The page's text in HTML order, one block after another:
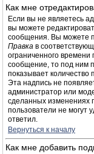
Как мне
Если вы не являетесь
вы можете
сообщения. Вы можете
Правка в
ограниченного времени
сообщение, то под ним
показывает количество
Эта надпись не
администратор или
сделанных изменениях
пользователи не могут
ответил.
Вернуться к началу
Как мне добавить